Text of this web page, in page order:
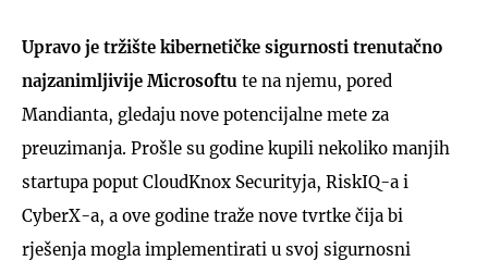
Upravo je tržište kibernetičke sigurnosti trenutačno
najzanimljivije Microsoftu te na njemu, pored
Mandianta, gledaju nove potencijalne mete za
preuzimanja. Prošle su godine kupili nekoliko manjih
startupa poput CloudKnox Securityja, RiskIQ-a i
CyberX-a, a ove godine traže nove tvrtke čija bi
rješenja mogla implementirati u svoj sigurnosni